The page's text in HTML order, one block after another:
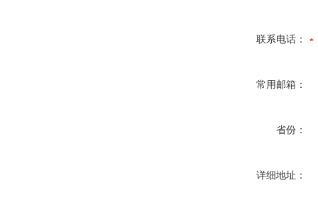
联系电话：
常用邮箱：
省份：
详细地址：